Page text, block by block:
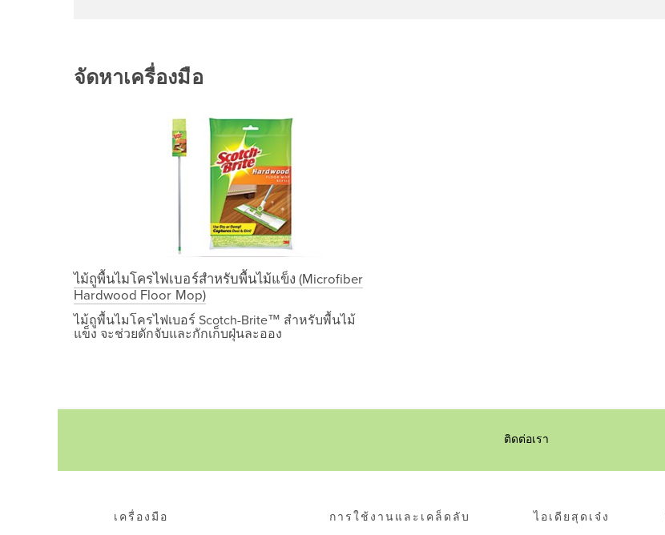
จัดหาเครื่องมือ
ไม้ถูพื้นไมโครไฟเบอร์สำหรับพื้นไม้แข็ง (Microfiber
Hardwood Floor Mop)
ไม้ถูพื้นไมโครไฟเบอร์ Scotch-Brite™ สำหรับพื้นไม้
แข็ง จะช่วยดักจับและกักเก็บฝุ่นละออง
ไฟเบอร์_สำหรับ_พื้น
ธรรมชาติ
ติดต่อเรา
เครื่องมือ การใช้งานและเคล็ดลับ ไอเดียสุดเจ๋ง